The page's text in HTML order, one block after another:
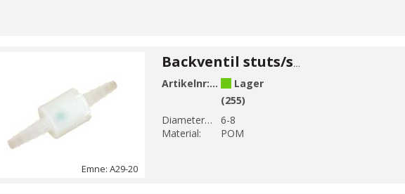
Emne: A29-20
Backventil stuts/stuts 6-8mm
Artikelnr:A29-20Lager
(255)
Diameter 1 (mm):
6-8
Material:
POM